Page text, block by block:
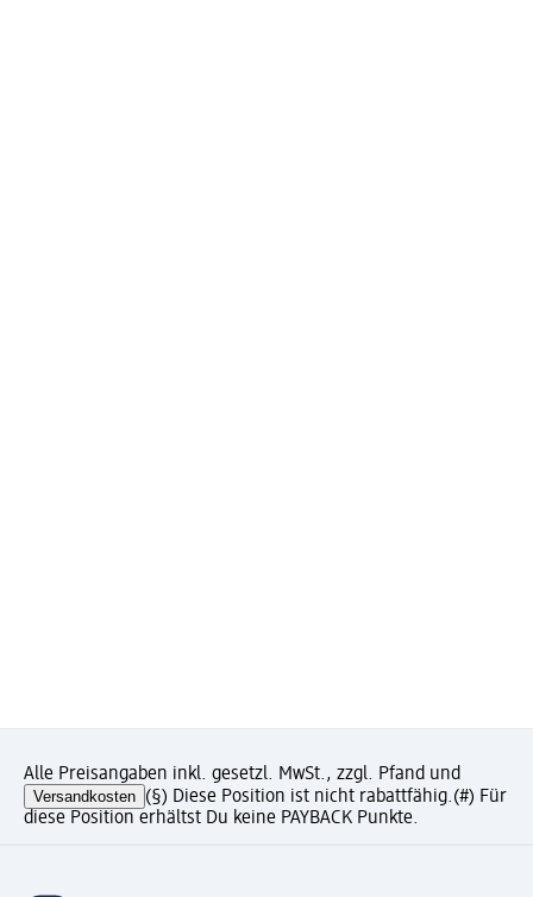
Alle Preisangaben inkl. gesetzl. MwSt., zzgl. Pfand und
Versandkosten (§) Diese Position ist nicht rabattfähig.(#) Für
diese Position erhältst Du keine PAYBACK Punkte.